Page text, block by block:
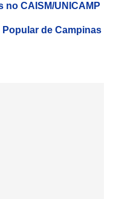
no CAISM/UNICAMP
de Campinas